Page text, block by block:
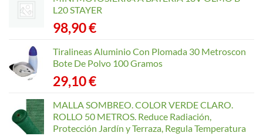
L20 STAYER
98,90€
Tiralineas Aluminio Con Plomada 30 Metroscon
Bote De Polvo 100 Gramos
29,10€
MALLA SOMBREO. COLOR VERDE CLARO.
ROLLO 50 METROS. Reduce Radiación,
Protección Jardín y Terraza, Regula Temperatura